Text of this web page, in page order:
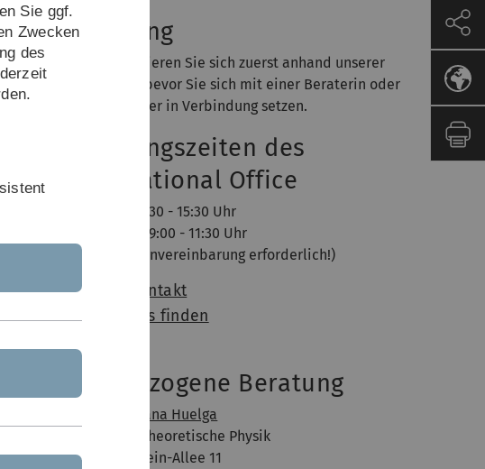
des
immer
Beratung
Bitte informieren Sie sich zuerst anhand unserer
Webseiten, bevor Sie sich mit einer Beraterin oder
einem Berater in Verbindung setzen.
Beratungszeiten des
International Office
Dienstag, 13:30 - 15:30 Uhr
Donnerstag: 9:00 - 11:30 Uhr
(Keine Terminvereinbarung erforderlich!)
Team & Kontakt
Wie Sie uns finden
Fachbezogene Beratung
Prof. Dr. Susana Huelga
Institut für Theoretische Physik
Albert-Einstein-Allee 11
Sie ggf.
Zwecken
des